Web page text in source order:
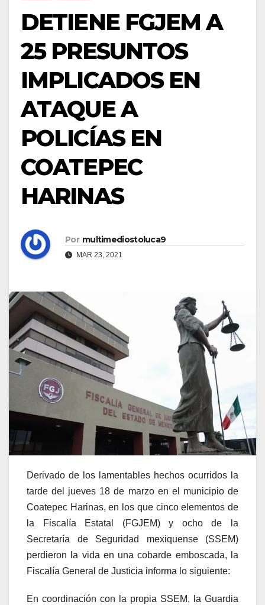
DETIENE FGJEM A
25 PRESUNTOS
IMPLICADOS EN
ATAQUE A
POLICÍAS EN
COATEPEC
HARINAS
Por multimediostoluca9
MAR 23, 2021
Derivado de los lamentables hechos ocurridos la
tarde del jueves 18 de marzo en el municipio de
Coatepec Harinas, en los que cinco elementos de
la Fiscalía Estatal (FGJEM) y ocho de la
Secretaría de Seguridad mexiquense (SSEM)
perdieron la vida en una cobarde emboscada, la
Fiscalía General de Justicia informa lo siguiente:
En coordinación con la propia SSEM, la Guardia